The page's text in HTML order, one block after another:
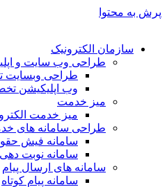
پرش به محتوا
سازمان الکترونیک
طراحی وب سایت و
طراحی وبسایت
وب اپلیکیشن
میز خدمت
میز خدمت
طراحی سامانه های
سامانه فیش
سامانه نوبت
سامانه های ارسال پیام
سامانه پیام کوتاه